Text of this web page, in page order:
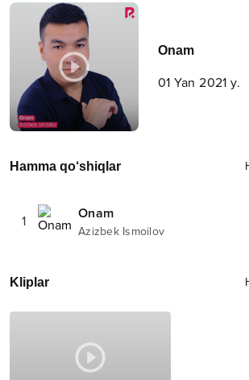
Onam
01 Yan 2021 y.
Hamma qo‘shiqlar
1 Onam
Azizbek Ismoilov
Kliplar